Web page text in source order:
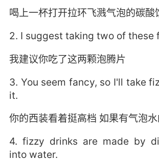
喝上一杯打开拉环飞溅气泡的碳酸
2. I suggest taking two of these
我建议你吃了这两颗泡腾片
3. You seem fancy, so I'll take
it.
你的西装看着挺高档 如果有气泡
4. fizzy drinks are made by
into water.